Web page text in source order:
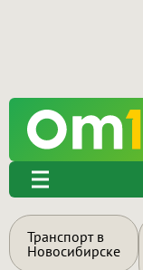
Транспорт в
Новосибирске